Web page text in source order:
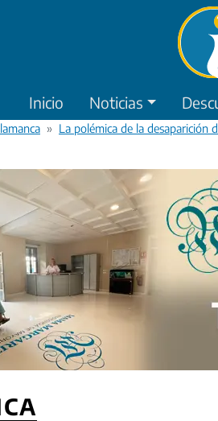
Inicio Noticias
La polémica de la desaparición